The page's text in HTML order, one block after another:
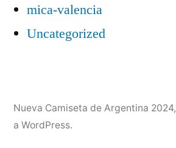
mica-valencia
Uncategorized
Nueva Camiseta de Argentina 2024,
a WordPress.